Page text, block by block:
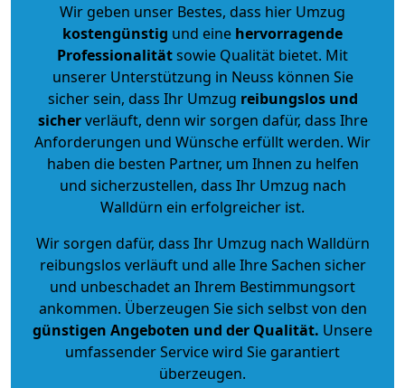
Wir geben unser Bestes, dass hier Umzug
kostengünstig und eine hervorragende
Professionalitätsowie Qualität bietet. Mit
unserer Unterstützung in Neuss können Sie
sicher sein, dass Ihr Umzug reibungslos und
sicherverläuft, denn wir sorgen dafür, dass Ihre
Anforderungen und Wünsche erfüllt werden. Wir
haben die besten Partner, um Ihnen zu helfen
und sicherzustellen, dass Ihr Umzug nach
Walldürn ein erfolgreicher ist.
Wir sorgen dafür, dass Ihr Umzug nach Walldürn
reibungslos verläuft und alle Ihre Sachen sicher
und unbeschadet an Ihrem Bestimmungsort
ankommen. Überzeugen Sie sich selbst von den
günstigen Angeboten und der Qualität. Unsere
umfassender Service wird Sie garantiert
überzeugen.